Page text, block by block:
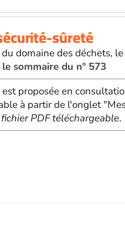
sûreté
domaine des déchets,
sommaire du n° 573
est proposée en
à partir de l'onglet
PDF téléchargeable.